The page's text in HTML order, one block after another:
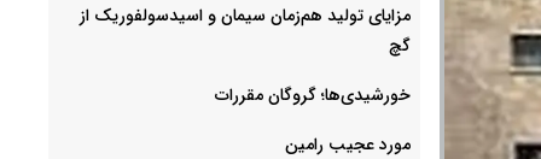
مزایای تولید هم‌زمان سیمان و اسیدسولفوریک از
گچ
خورشیدی‌ها؛ گروگان مقررات
مورد عجیب رامین